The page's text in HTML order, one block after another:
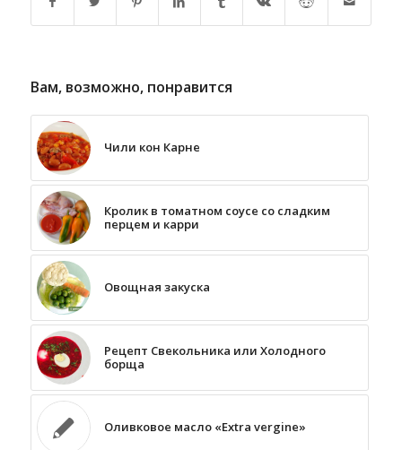
Вам, возможно, понравится
Чили кон Карне
Кролик в томатном соусе со сладким
перцем и карри
Овощная закуска
Рецепт Свекольника или Холодного
борща
Оливковое масло «Extra vergine»